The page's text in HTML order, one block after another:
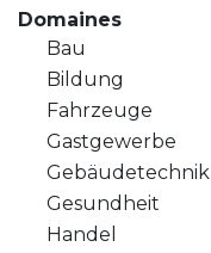
Domaines
Bau
Bildung
Fahrzeuge
Gastgewerbe
Gebäudetechnik
Gesundheit
Handel